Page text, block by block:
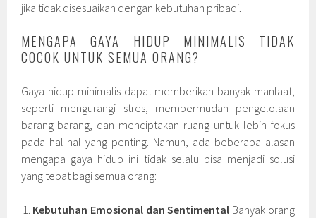
jika tidak disesuaikan dengan kebutuhan pribadi.
MENGAPA GAYA HIDUP MINIMALIS TIDAK
COCOK UNTUK SEMUA ORANG?
Gaya hidup minimalis dapat memberikan banyak manfaat,
seperti mengurangi stres, mempermudah pengelolaan
barang-barang, dan menciptakan ruang untuk lebih fokus
pada hal-hal yang penting. Namun, ada beberapa alasan
mengapa gaya hidup ini tidak selalu bisa menjadi solusi
yang tepat bagi semua orang:
Kebutuhan Emosional dan Sentimental Banyak orang